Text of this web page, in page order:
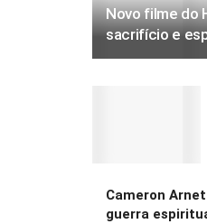
Novo filme do
sacrifício e
Cameron
guerra